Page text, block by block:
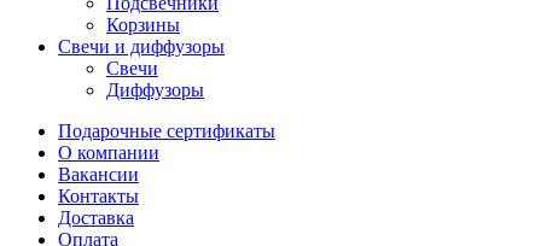
Корзины
Свечи и диффузоры
Свечи
Диффузоры
Подарочные сертификаты
О компании
Вакансии
Контакты
Доставка
Оплата